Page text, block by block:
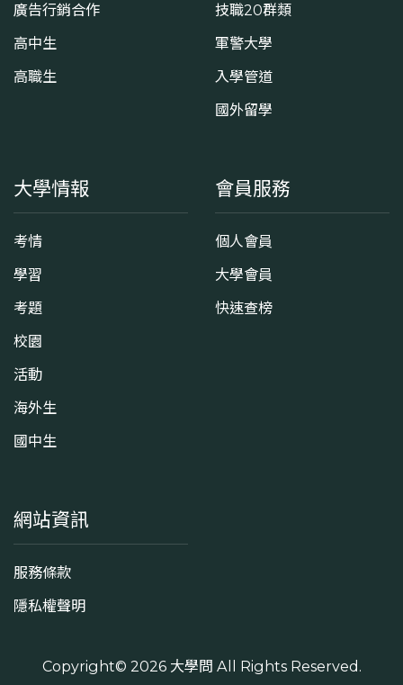
廣告行銷合作
高中生
高職生
技職20群類
軍警大學
入學管道
國外留學
大學情報
考情
學習
考題
校園
活動
海外生
國中生
會員服務
個人會員
大學會員
快速查榜
網站資訊
服務條款
隱私權聲明
Copyright© 2026 大學問 All Rights Reserved.